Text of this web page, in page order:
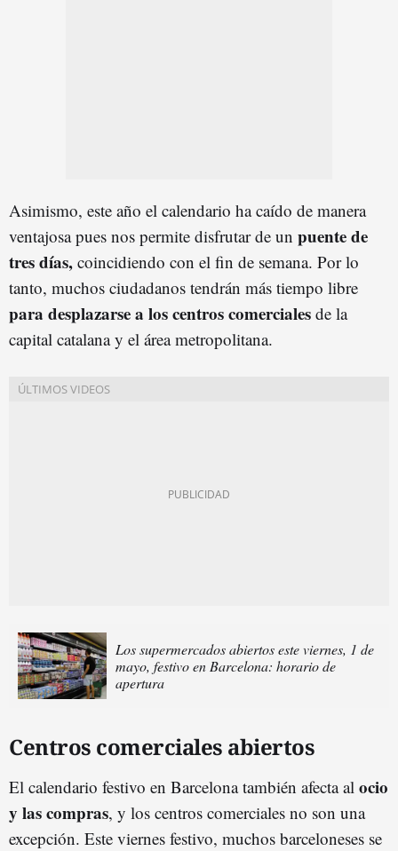
Asimismo, este año el calendario ha caído de manera
ventajosa pues nos permite disfrutar de un puente de
tres días, coincidiendo con el fin de semana. Por lo
tanto, muchos ciudadanos tendrán más tiempo libre
para desplazarse a los centros comerciales de la
capital catalana y el área metropolitana.
Los supermercados abiertos este viernes, 1 de
mayo, festivo en Barcelona: horario de
apertura
Centros comerciales abiertos
El calendario festivo en Barcelona también afecta al ocio
y las compras, y los centros comerciales no son una
excepción. Este viernes festivo, muchos barceloneses se